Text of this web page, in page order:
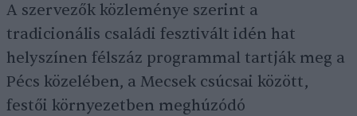
A szervezők közleménye szerint a
tradicionális családi fesztivált idén hat
helyszínen félszáz programmal tartják meg a
Pécs közelében, a Mecsek csúcsai között,
festői környezetben meghúzódó